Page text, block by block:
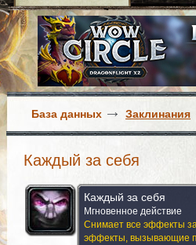
База данных Заклинания
Каждый за себя
Каждый за себя
Мгновенное действие
Снимает все эффекты
эффекты, вызывающие